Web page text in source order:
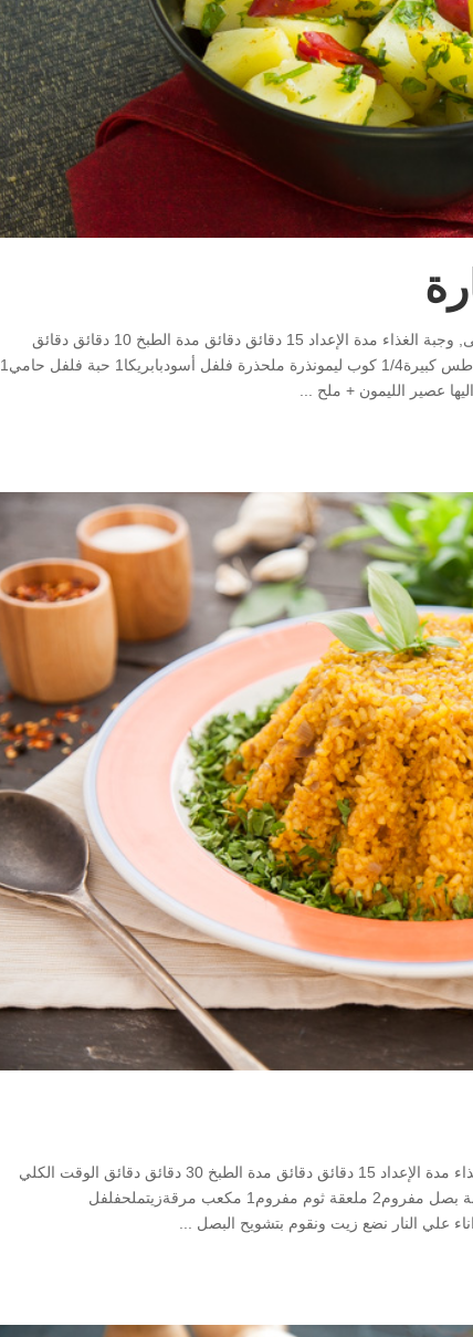
Print Pin سلطة البطاطس الحارة مطبخ سلاطات, طبق جانبى, وجبة الغذاء مدة الإعداد 15 دقائق دقائق مدة الطبخ 10 دقائق دقائق
الوقت الكلي 25 دقائق دقائق Servings 2 المقادير2 حبة بطاطس كبيرة1/4 كوب ليمونذرة ملحذرة فلفل أسودبابريكا1 حبة فلفل حامي1
عصير الليمون + ملح ...
Print Pin ارز بالبهارات وجبة ارز مطبخ طبق جانبى, وجبة الغذاء مدة الإعداد 15 دقائق دقائق مدة الطبخ 30 دقائق دقائق الوقت الكلي
45 دقائق دقائق Servings 4 المقادير2 كوب ارز مغسول1 حبة بصل مفروم2 ملعقة ثوم مفروم1 مكعب مرقةزيتملحفلفل
علي النار نضع زيت ونقوم بتشويح البصل